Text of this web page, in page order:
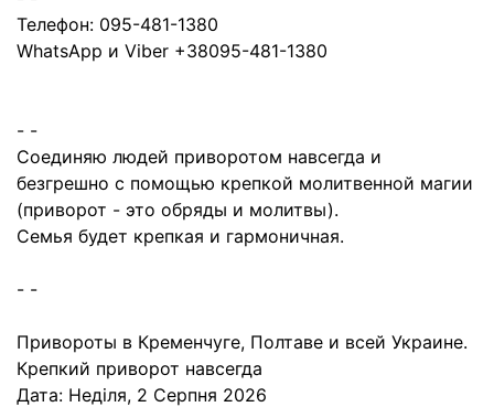
Телефон: 095-481-1380
WhatsApp и Viber +38095-481-1380
- -
Соединяю людей приворотом навсегда и
безгрешно с помощью крепкой молитвенной магии
(приворот - это обряды и молитвы).
Cемья будет крепкая и гармоничная.
- -
Привороты в Кременчуге, Полтаве и всей Украине.
Крепкий приворот навсегда
Дата: Неділя, 2 Серпня 2026